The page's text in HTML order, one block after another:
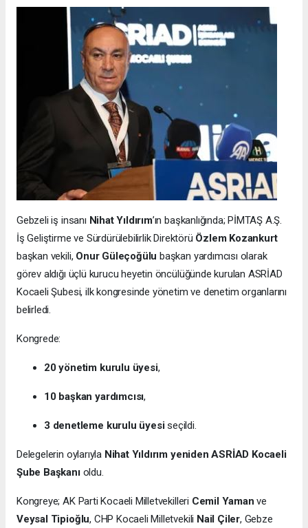
Gebzeli iş insanı Nihat Yıldırım’ın başkanlığında; PİMTAŞ A.Ş.
İş Geliştirme ve Sürdürülebilirlik Direktörü Özlem Kozankurt
başkan vekili, Onur Güleçoğülu başkan yardımcısı olarak
görev aldığı üçlü kurucu heyetin öncülüğünde kurulan ASRİAD
Kocaeli Şubesi, ilk kongresinde yönetim ve denetim organlarını
belirledi.
Kongrede:
20 yönetim kurulu üyesi,
10 başkan yardımcısı,
3 denetleme kurulu üyesiseçildi.
Delegelerin oylarıyla Nihat Yıldırım yeniden ASRİAD Kocaeli
Şube Başkanıoldu.
Kongreye; AK Parti Kocaeli Milletvekilleri Cemil Yaman ve
Veysal Tipioğlu, CHP Kocaeli Milletvekili Nail Çiler, Gebze